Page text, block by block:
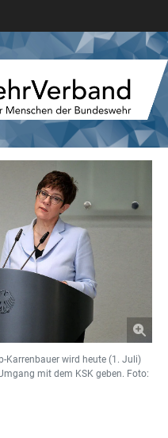
Karrenbauer wird heute (1. Juli)
mit dem KSK geben. Foto: